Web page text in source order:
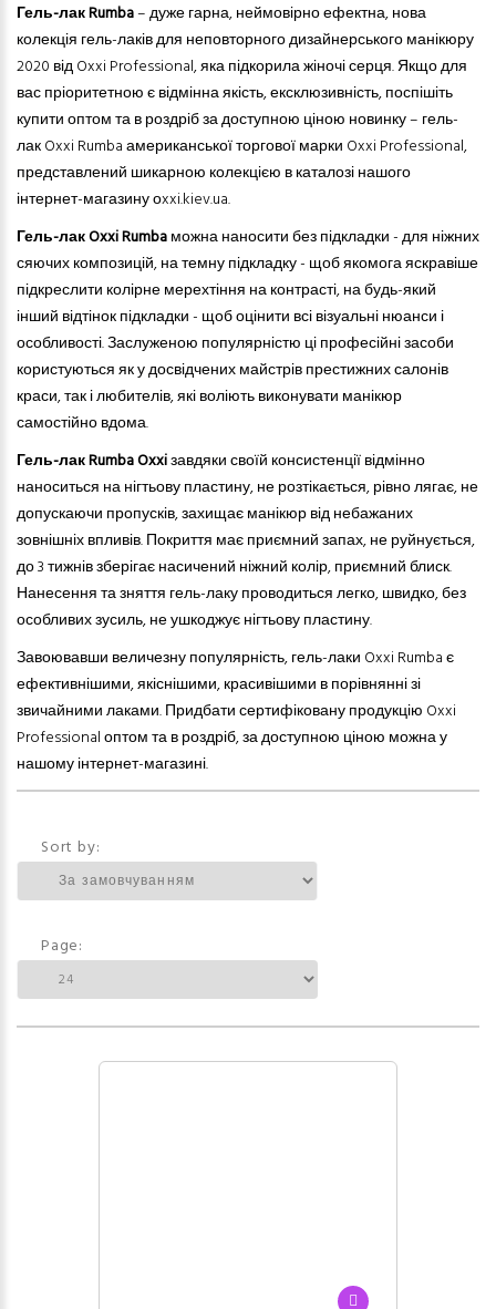
Гель-лак Rumba– дуже гарна, неймовірно ефектна, нова
колекція гель-лаків для неповторного дизайнерського манікюру
2020 від Oxxi Professional, яка підкорила жіночі серця. Якщо для
вас пріоритетною є відмінна якість, ексклюзивність, поспішіть
купити оптом та в роздріб за доступною ціною новинку – гель-
лак Oxxi Rumba американської торгової марки Oxxi Professional,
представлений шикарною колекцією в каталозі нашого
інтернет-магазину оxxi.kiev.ua.
Гель-лакOxxi Rumbaможна наносити без підкладки - для ніжних
сяючих композицій, на темну підкладку - щоб якомога яскравіше
підкреслити колірне мерехтіння на контрасті, на будь-який
інший відтінок підкладки - щоб оцінити всі візуальні нюанси і
особливості. Заслуженою популярністю ці професійні засоби
користуються як у досвідчених майстрів престижних салонів
краси, так і любителів, які воліють виконувати манікюр
самостійно вдома.
Гель-лак Rumba Oxxiзавдяки своїй консистенції відмінно
наноситься на нігтьову пластину, не розтікається, рівно лягає, не
допускаючи пропусків, захищає манікюр від небажаних
зовнішніх впливів. Покриття має приємний запах, не руйнується,
до 3 тижнів зберігає насичений ніжний колір, приємний блиск.
Нанесення та зняття гель-лаку проводиться легко, швидко, без
особливих зусиль, не ушкоджує нігтьову пластину.
Завоювавши величезну популярність, гель-лаки Oxxi Rumba є
ефективнішими, якіснішими, красивішими в порівнянні зі
звичайними лаками. Придбати сертифіковану продукцію Oxxi
Professional оптом та в роздріб, за доступною ціною можна у
нашому інтернет-магазині.
Sort by:
Page: